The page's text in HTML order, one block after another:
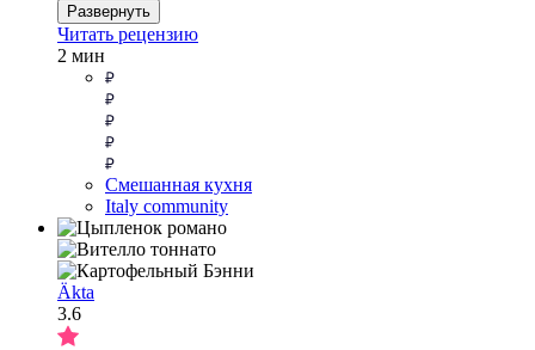
Развернуть
Читать рецензию
2 мин
Смешанная кухня
Italy community
Äkta
3.6